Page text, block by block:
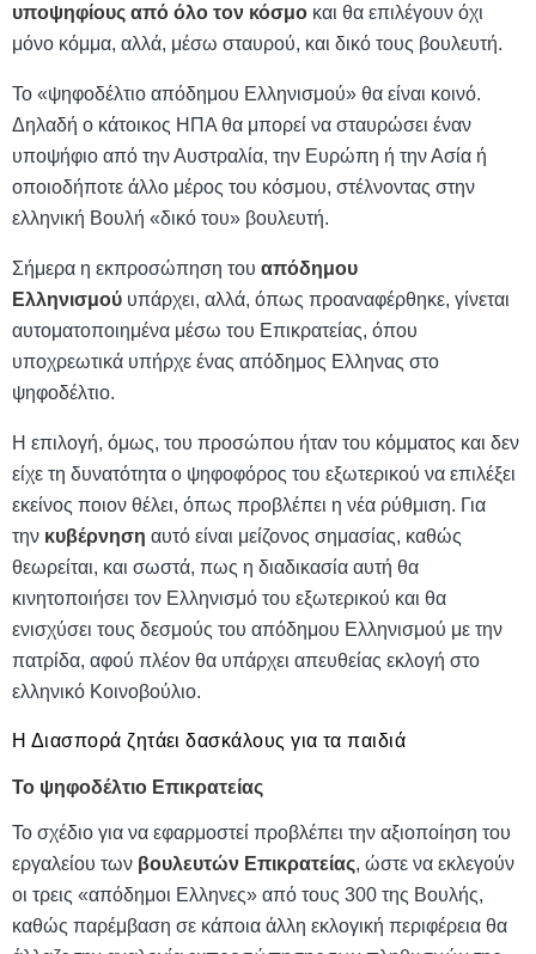
υποψηφίους από όλο τον κόσμο και θα επιλέγουν όχι
μόνο κόμμα, αλλά, μέσω σταυρού, και δικό τους βουλευτή.
Το «ψηφοδέλτιο απόδημου Ελληνισμού» θα είναι κοινό.
Δηλαδή ο κάτοικος ΗΠΑ θα μπορεί να σταυρώσει έναν
υποψήφιο από την Αυστραλία, την Ευρώπη ή την Ασία ή
οποιοδήποτε άλλο μέρος του κόσμου, στέλνοντας στην
ελληνική Βουλή «δικό του» βουλευτή.
Σήμερα η εκπροσώπηση του απόδημου
Ελληνισμού υπάρχει, αλλά, όπως προαναφέρθηκε, γίνεται
αυτοματοποιημένα μέσω του Επικρατείας, όπου
υποχρεωτικά υπήρχε ένας απόδημος Ελληνας στο
ψηφοδέλτιο.
Η επιλογή, όμως, του προσώπου ήταν του κόμματος και δεν
είχε τη δυνατότητα ο ψηφοφόρος του εξωτερικού να επιλέξει
εκείνος ποιον θέλει, όπως προβλέπει η νέα ρύθμιση. Για
την κυβέρνηση αυτό είναι μείζονος σημασίας, καθώς
θεωρείται, και σωστά, πως η διαδικασία αυτή θα
κινητοποιήσει τον Ελληνισμό του εξωτερικού και θα
ενισχύσει τους δεσμούς του απόδημου Ελληνισμού με την
πατρίδα, αφού πλέον θα υπάρχει απευθείας εκλογή στο
ελληνικό Κοινοβούλιο.
Η Διασπορά ζητάει δασκάλους για τα παιδιά
To ψηφοδέλτιο Επικρατείας
Το σχέδιο για να εφαρμοστεί προβλέπει την αξιοποίηση του
εργαλείου των βουλευτών Επικρατείας, ώστε να εκλεγούν
οι τρεις «απόδημοι Ελληνες» από τους 300 της Βουλής,
καθώς παρέμβαση σε κάποια άλλη εκλογική περιφέρεια θα